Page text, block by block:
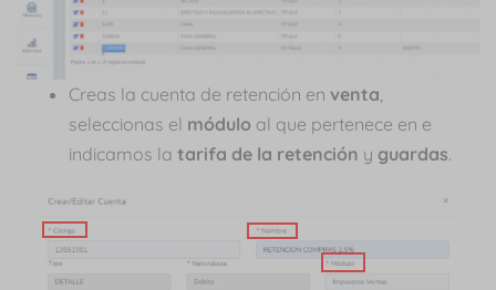
Creas la cuenta de retención en venta
seleccionas el módulo al que pertenece en e
indicamos la tarifa de la retención y guardas.